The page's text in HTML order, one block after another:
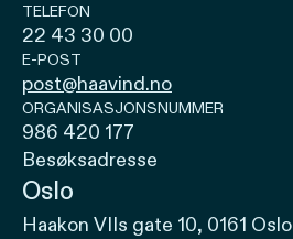
TELEFON
22 43 30 00
E-POST
post@haavind.no
ORGANISASJONSNUMMER
986 420 177
Besøksadresse
Oslo
Haakon VIIs gate 10, 0161 Oslo